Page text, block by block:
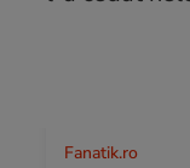
Fanatik.ro